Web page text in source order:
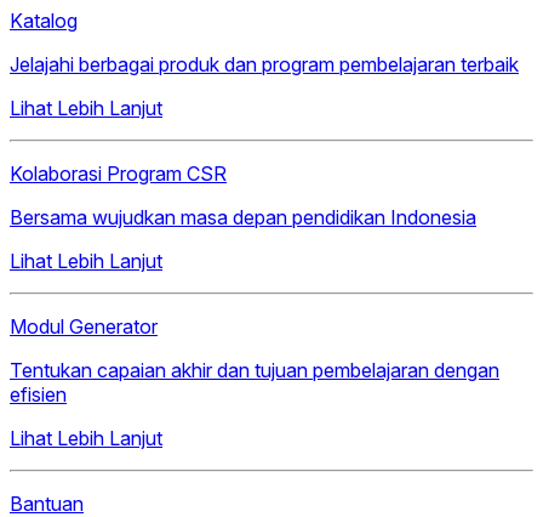
Katalog
Jelajahi berbagai produk dan program pembelajaran terbaik
Lihat Lebih Lanjut
Kolaborasi Program CSR
Bersama wujudkan masa depan pendidikan Indonesia
Lihat Lebih Lanjut
Modul Generator
Tentukan capaian akhir dan tujuan pembelajaran dengan
efisien
Lihat Lebih Lanjut
Bantuan